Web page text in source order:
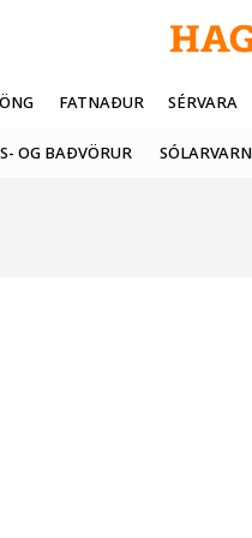
FATNAÐUR SÉRVARA
OG BAÐVÖRUR